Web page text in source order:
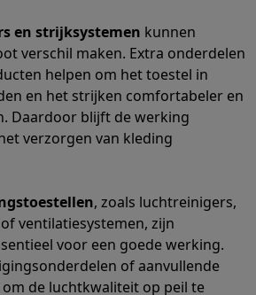
Bloeddrukmeters
BorstkolvenFlessenwarmersAerosols
met soundbar2026 TVLG TVSamsung TV
Home cinemaVersterkers
KoptelefoonsDraadloze
CoyoteGPS accessoires
SteunenKabelsDraagbare
camera'sInstant camera's Canon
DronesCamcorder
en strijksystemen kunnen
verschil maken. Extra onderdelen
helpen om het toestel in
en het strijken comfortabeler en
Daardoor blijft de werking
verzorgen van kleding
, zoals luchtreinigers,
ventilatiesystemen, zijn
voor een goede werking.
of aanvullende
de luchtkwaliteit op peil te